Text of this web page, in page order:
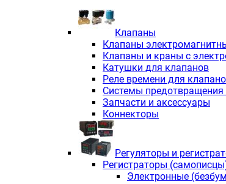
Клапаны
Клапаны
Клапаны и краны с
Катушки для клапанов
Реле времени для
Системы предотвращения
Запчасти и аксессуары
Коннекторы
Регуляторы и
Регистраторы
Электронные